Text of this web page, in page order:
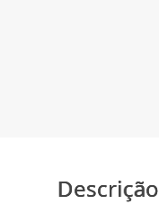
Descrição